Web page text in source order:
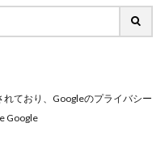
ており、Googleのプライバシー
Google